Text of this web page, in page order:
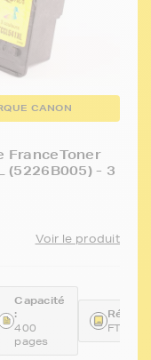
CANON
FranceToner
(5226B005) - 3
Voir le produit
Capacité
:
400
pages